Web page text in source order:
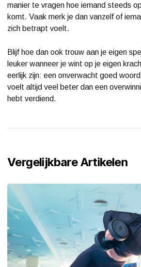
manier te vragen hoe iemand steeds
komt. Vaak merk je dan vanzelf of
zich betrapt voelt.
Blijf hoe dan ook trouw aan je eigen
leuker wanneer je wint op je eigen
eerlijk zijn: een onverwacht goed
voelt altijd veel beter dan een
hebt verdiend.
Vergelijkbare Artikelen